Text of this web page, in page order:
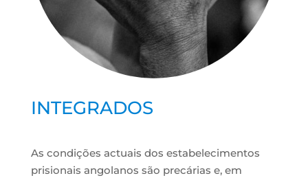
INTEGRADOS
As condições actuais dos estabelecimentos
prisionais angolanos são precárias e, em